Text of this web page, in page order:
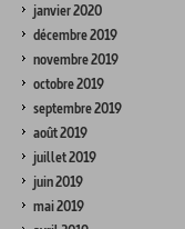
janvier 2020
décembre 2019
novembre 2019
octobre 2019
septembre 2019
août 2019
juillet 2019
juin 2019
mai 2019